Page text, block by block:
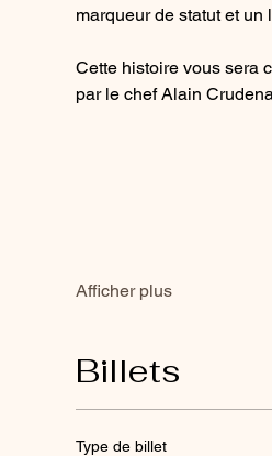
marqueur de statut et
Cette histoire vous sera
par le chef Alain
Afficher plus
Billets
Type de billet